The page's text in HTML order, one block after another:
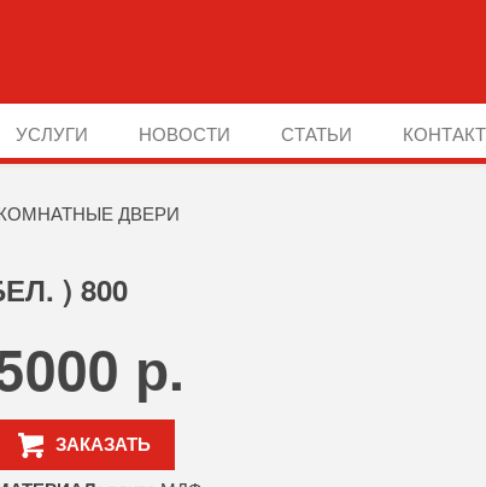
УСЛУГИ НОВОСТИ СТАТЬИ
ДВЕРИ
) 800
р.
ЗАКАЗАТЬ